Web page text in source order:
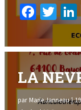
F
a
ce
b
o
o
T
w
it
te
r
LA
par Marie Janneau|